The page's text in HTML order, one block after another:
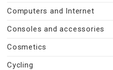
Computers and Internet
Consoles and accessories
Cosmetics
Cycling